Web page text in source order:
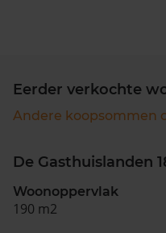
Eerder verkochte
Andere koopsommen
De Gasthuislanden
Woonoppervlak
190 m2